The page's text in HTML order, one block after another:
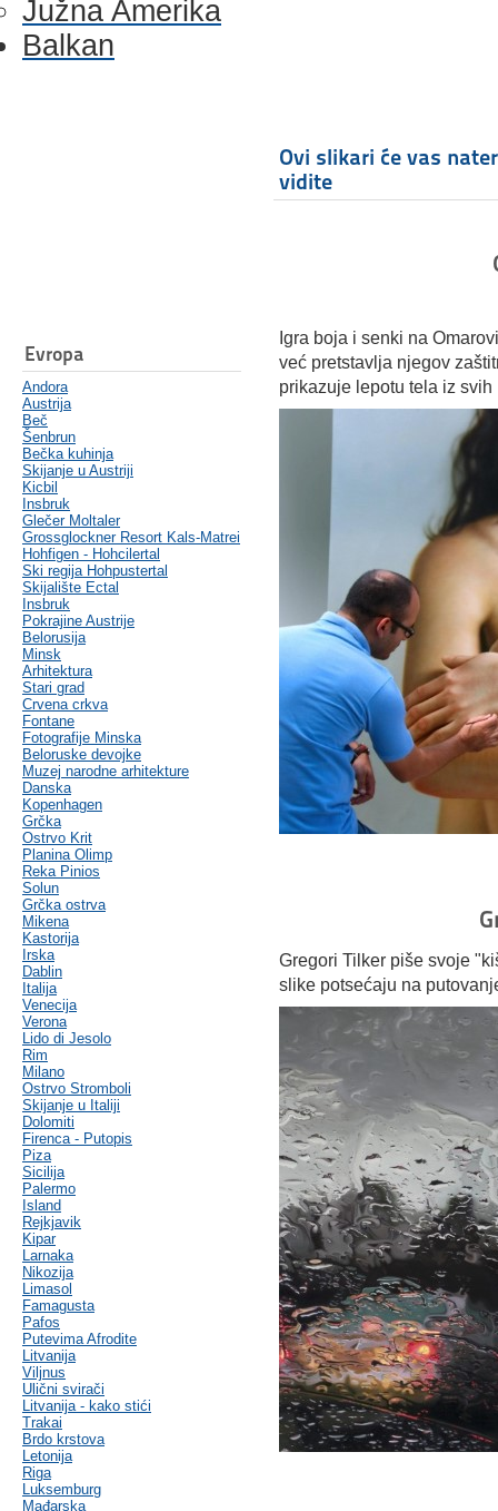
Južna Amerika
Balkan
Evropa
Andora
Austrija
Beč
Šenbrun
Bečka kuhinja
Skijanje u Austriji
Kicbil
Insbruk
Glečer Moltaler
Grossglockner Resort Kals-Matrei
Hohfigen - Hohcilertal
Ski regija Hohpustertal
Skijalište Ectal
Insbruk
Pokrajine Austrije
Belorusija
Minsk
Arhitektura
Stari grad
Crvena crkva
Fontane
Fotografije Minska
Beloruske devojke
Muzej narodne arhitekture
Danska
Kopenhagen
Grčka
Ostrvo Krit
Planina Olimp
Reka Pinios
Solun
Grčka ostrva
Mikena
Kastorija
Irska
Dablin
Italija
Venecija
Verona
Lido di Jesolo
Rim
Milano
Ostrvo Stromboli
Skijanje u Italiji
Dolomiti
Firenca - Putopis
Piza
Sicilija
Palermo
Island
Rejkjavik
Kipar
Larnaka
Nikozija
Limasol
Famagusta
Pafos
Putevima Afrodite
Litvanija
Viljnus
Ulični svirači
Litvanija - kako stići
Trakai
Brdo krstova
Letonija
Riga
Luksemburg
Mađarska
Ovi slikari će vas
vidite
Igra boja i senki na
već pretstavlja njegov
prikazuje lepotu tela iz svih
Gregori Tilker piše svoje
slike potsećaju na